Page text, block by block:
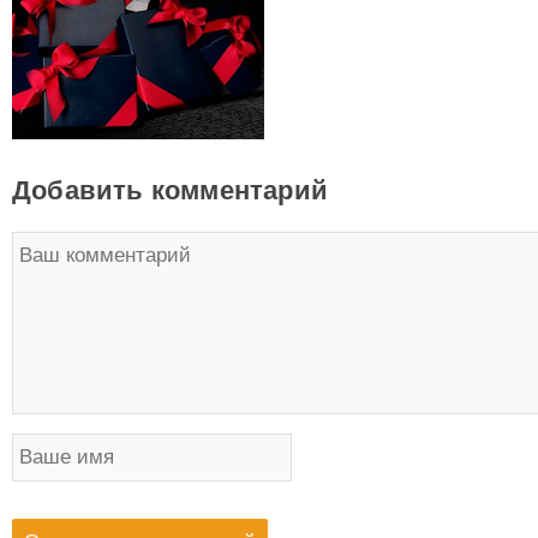
Добавить комментарий